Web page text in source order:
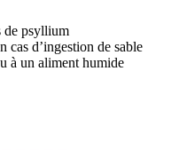
de psyllium
cas d’ingestion de sable
à un aliment humide